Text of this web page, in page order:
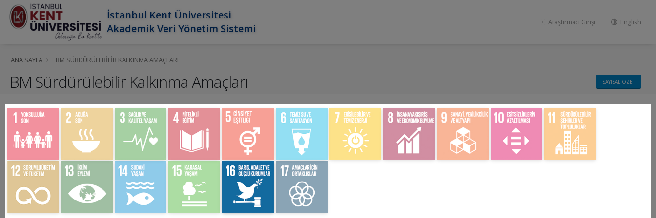
İstanbul Kent Üniversitesi
Akademik Veri Yönetim Sistemi
Araştırmacı Girişi English
ANA SAYFA BM SÜRDÜRÜLEBILIR KALKINMA AMAÇLARI
BM Sürdürülebilir Kalkınma Amaçları SAYISAL ÖZET